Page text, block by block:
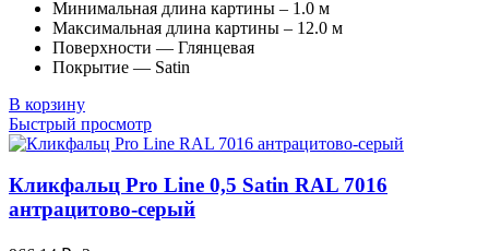
Минимальная длина картины – 1.0 м
Максимальная длина картины – 12.0 м
Поверхности — Глянцевая
Покрытие — Satin
В корзину
Быстрый просмотр
Кликфальц Pro Line 0,5 Satin RAL 7016
антрацитово-серый